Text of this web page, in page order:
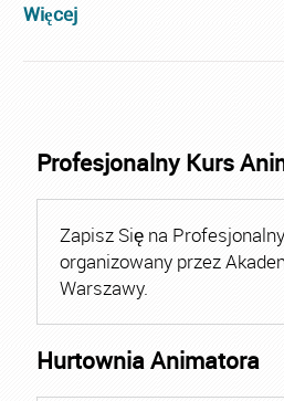
Więcej
Profesjonalny Kurs
Zapisz Się na
organizowany przez
Warszawy.
Hurtownia Animatora